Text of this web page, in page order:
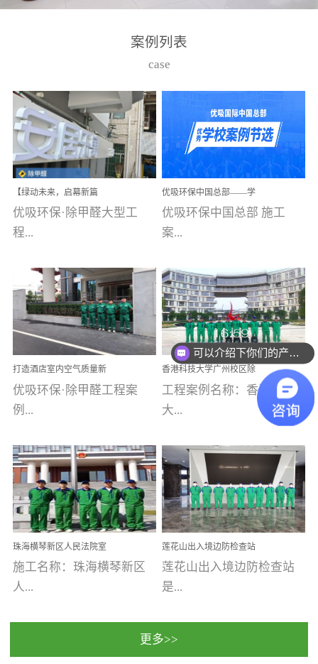
高技能的团队。汇聚了众
取得了多项产品技术专利
和多项国家版权局著作
权，获得高新技术企业称
号。生产优势自主生产自
给自足，优吸公司于2015
在广州番禺区成功建立产
品线生产基地，工厂拥有
自动化生产设备和成熟的
选择源头源材料、严控产
品质量，我们每一批的生
产产品都经过严格的质检
程序；生产车间为优吸总
部和全国分支机构生产光
触媒、净醛王、祛味剂等
优吸系列产品，保质保量
完成生产任务，确保全国
求。资质优势团队优势分
支优势优吸环保是一棵正
茁壮成长的树，只要我们
人人都爱护她、珍惜她、
她将越来越枝繁叶茂，终
将会成为一棵参天大树！
优吸环保截止2020年拥有
全国600家网点分支机构。
案例列表
case
【绿动未来，启幕新篇
章】优吸环保中标深圳安
居乐寓，超大型工装室内
空气治理项目顺利启航，
优吸环保·除甲醛大型工
程...
案例【深圳安居乐寓】室
内空气治理项目深圳安居
乐寓 深圳市安居乐寓
为深圳安居集团旗下城...
优吸环保中国总部——学
校施工案例(节选)
优吸环保中国总部 施工
案...
例(学校工装节选)广州南沙
小学(珠江湾校区)项目地
址：广州市南沙区海滨路
南沙珠江湾江门市蓬江区
禾...
打造酒店室内空气质量新
标杆——优吸环保·标杆之
作：东莞美豪雅致酒店室
内空气治理工程纪实
优吸环保·除甲醛工程案
例...
【东莞美豪雅致酒店】室
内空气治理项目东莞美豪
雅致酒店 东莞美豪雅
致酒店是为中高端人士...
香港科技大学广州校区除
甲醛项目圆满完成
工程案例名称：香港科技
大...
学广州校区室内空气治
理 工程案例地址：广
州南沙区·香港科技大学(广
州)校区 工程案...
珠海横琴新区人民法院室
内除甲醛空气治理项目
施工名称：珠海横琴新区
人...
民法院室内除甲醛空气治
莲花山出入境边防检查站
室内除甲醛空气治理项目
莲花山出入境边防检查站
是...
国家通过设在对外开放口
更多>>
可以介绍下你们的产品么
你们是怎么收费的呢